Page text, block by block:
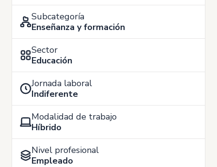
Subcategoría
Enseñanza y formación
Sector
Educación
Jornada laboral
Indiferente
Modalidad de trabajo
Híbrido
Nivel profesional
Empleado